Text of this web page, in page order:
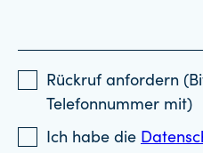
Rückruf anfordern
Telefonnummer mit)
Ich habe die